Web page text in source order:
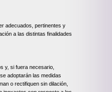
adecuados, pertinentes y
a las distintas finalidades
y, si fuera necesario,
adoptarán las medidas
o rectifiquen sin dilación,